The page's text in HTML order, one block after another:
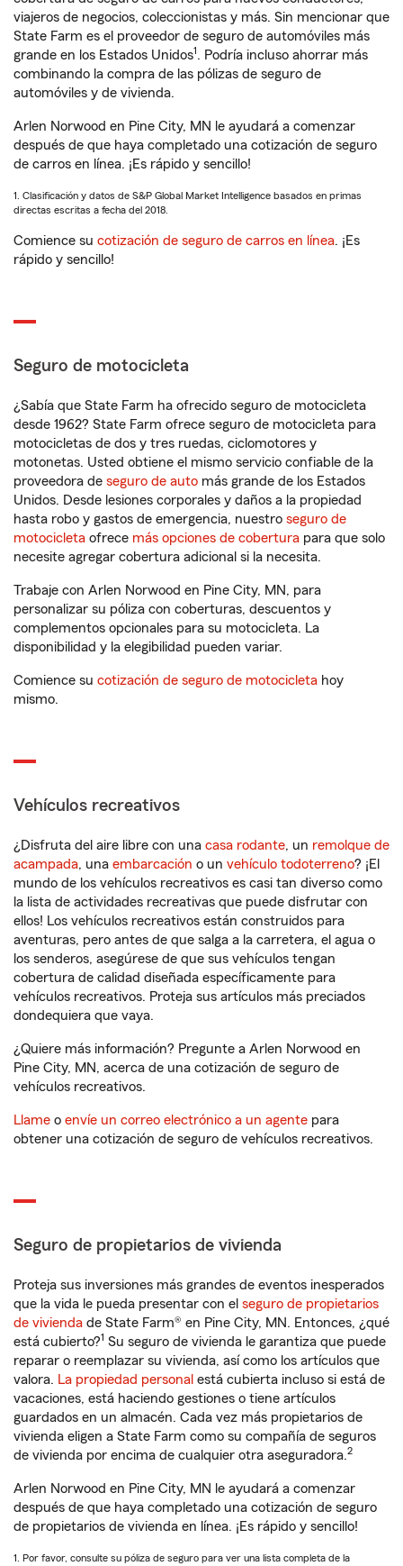
viajeros de negocios, coleccionistas y más. Sin mencionar que
State Farm es el proveedor de seguro de automóviles más
grande en los Estados Unidos1. Podría incluso ahorrar más
combinando la compra de las pólizas de seguro de
automóviles y de vivienda.
Arlen Norwood en Pine City, MN le ayudará a comenzar
después de que haya completado una cotización de seguro
de carros en línea. ¡Es rápido y sencillo!
1. Clasificación y datos de S&P Global Market Intelligence basados en primas
directas escritas a fecha del 2018.
Comience su cotización de seguro de carros en línea. ¡Es
rápido y sencillo!
Seguro de motocicleta
¿Sabía que State Farm ha ofrecido seguro de motocicleta
desde 1962? State Farm ofrece seguro de motocicleta para
motocicletas de dos y tres ruedas, ciclomotores y
motonetas. Usted obtiene el mismo servicio confiable de la
proveedora de seguro de auto más grande de los Estados
Unidos. Desde lesiones corporales y daños a la propiedad
hasta robo y gastos de emergencia, nuestro seguro de
motocicleta ofrece más opciones de cobertura para que solo
necesite agregar cobertura adicional si la necesita.
Trabaje con Arlen Norwood en Pine City, MN, para
personalizar su póliza con coberturas, descuentos y
complementos opcionales para su motocicleta. La
disponibilidad y la elegibilidad pueden variar.
Comience su cotización de seguro de motocicleta hoy
mismo.
Vehículos recreativos
¿Disfruta del aire libre con una casa rodante, un remolque de
acampada, una embarcación o un vehículo todoterreno? ¡El
mundo de los vehículos recreativos es casi tan diverso como
la lista de actividades recreativas que puede disfrutar con
ellos! Los vehículos recreativos están construidos para
aventuras, pero antes de que salga a la carretera, el agua o
los senderos, asegúrese de que sus vehículos tengan
cobertura de calidad diseñada específicamente para
vehículos recreativos. Proteja sus artículos más preciados
dondequiera que vaya.
¿Quiere más información? Pregunte a Arlen Norwood en
Pine City, MN, acerca de una cotización de seguro de
vehículos recreativos.
Llame o envíe un correo electrónico a un agente para
obtener una cotización de seguro de vehículos recreativos.
Seguro de propietarios de vivienda
Proteja sus inversiones más grandes de eventos inesperados
que la vida le pueda presentar con el seguro de propietarios
de vivienda de State Farm® en Pine City, MN. Entonces, ¿qué
está cubierto?1 Su seguro de vivienda le garantiza que puede
reparar o reemplazar su vivienda, así como los artículos que
valora. La propiedad personal está cubierta incluso si está de
vacaciones, está haciendo gestiones o tiene artículos
guardados en un almacén. Cada vez más propietarios de
vivienda eligen a State Farm como su compañía de seguros
de vivienda por encima de cualquier otra aseguradora.2
Arlen Norwood en Pine City, MN le ayudará a comenzar
después de que haya completado una cotización de seguro
de propietarios de vivienda en línea. ¡Es rápido y sencillo!
1. Por favor, consulte su póliza de seguro para ver una lista completa de la